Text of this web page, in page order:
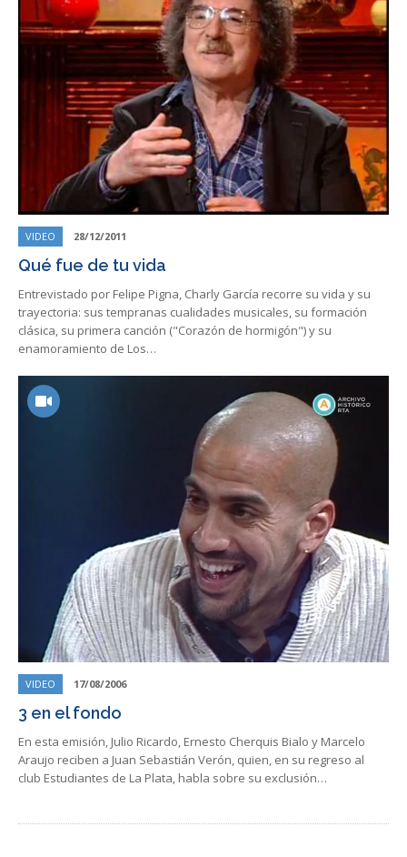
VIDEO 28/12/2011
Qué fue de tu vida
Entrevistado por Felipe Pigna, Charly García recorre su vida y su
trayectoria: sus tempranas cualidades musicales, su formación
clásica, su primera canción ("Corazón de hormigón") y su
enamoramiento de Los…
VIDEO 17/08/2006
3 en el fondo
En esta emisión, Julio Ricardo, Ernesto Cherquis Bialo y Marcelo
Araujo reciben a Juan Sebastián Verón, quien, en su regreso al
club Estudiantes de La Plata, habla sobre su exclusión…